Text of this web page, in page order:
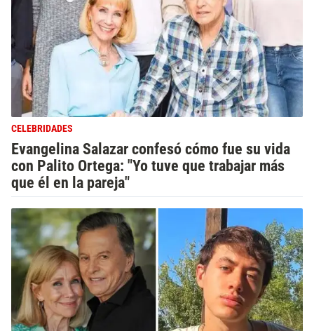
CELEBRIDADES
Evangelina Salazar confesó cómo fue su vida
con Palito Ortega: "Yo tuve que trabajar más
que él en la pareja"